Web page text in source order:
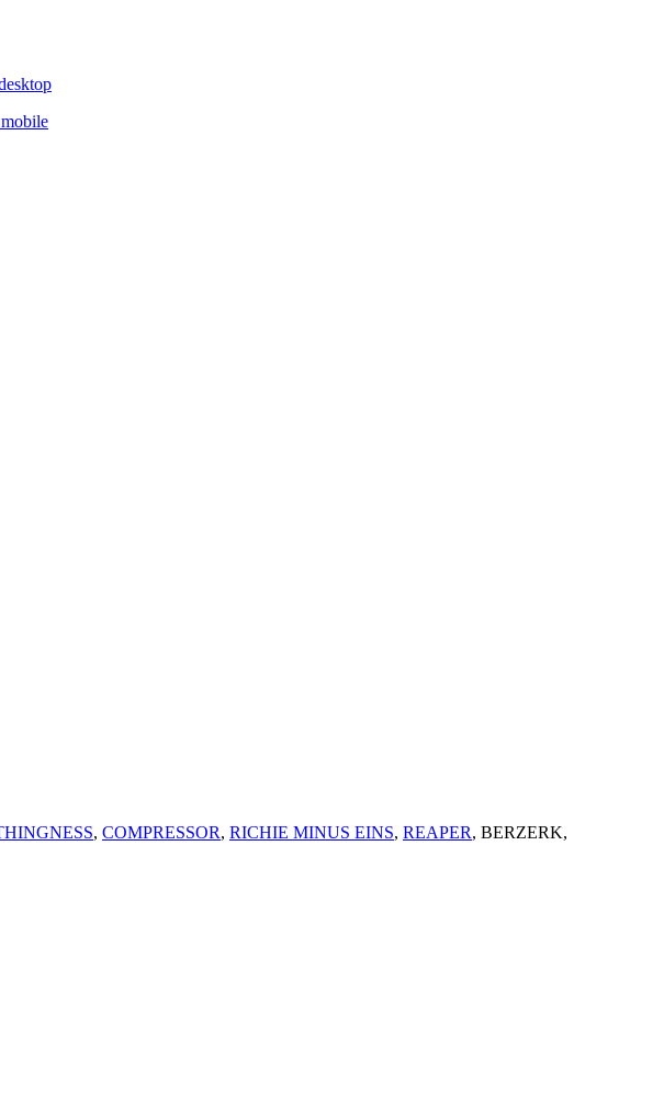
, COMPRESSOR, RICHIE MINUS EINS, REAPER, BERZERK,